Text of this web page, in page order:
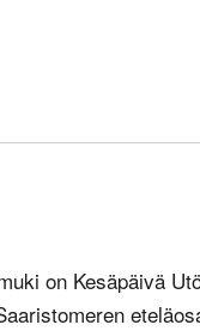
on Kesäpäivä